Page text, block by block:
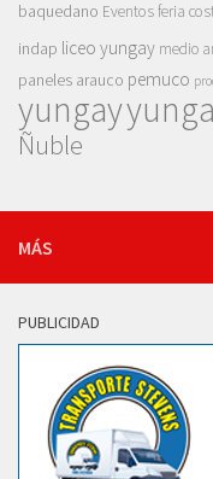
baquedano Eventosferia
indap liceo yungay medio
paneles arauco pemuco
yungay
Ñuble
MÁS
PUBLICIDAD